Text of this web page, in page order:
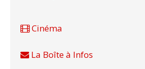
Cinéma
La Boîte à Infos